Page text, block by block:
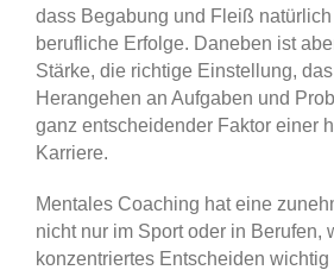
dass Begabung und Fleiß
berufliche Erfolge. Daneben ist
Stärke, die richtige Einstellung,
Herangehen an Aufgaben und
ganz entscheidender Faktor einer
Karriere.
Mentales Coaching hat eine
nicht nur im Sport oder in Berufen,
konzentriertes Entscheiden